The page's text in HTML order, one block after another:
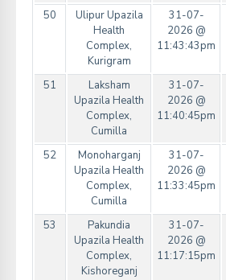
50
Ulipur Upazila
Health
Complex,
Kurigram
31-07-
2026 @
11:43:43pm
51
Laksham
Upazila Health
Complex,
Cumilla
31-07-
2026 @
11:40:45pm
52
Monoharganj
Upazila Health
Complex,
Cumilla
31-07-
2026 @
11:33:45pm
53
Pakundia
Upazila Health
Complex,
Kishoreganj
31-07-
2026 @
11:17:15pm